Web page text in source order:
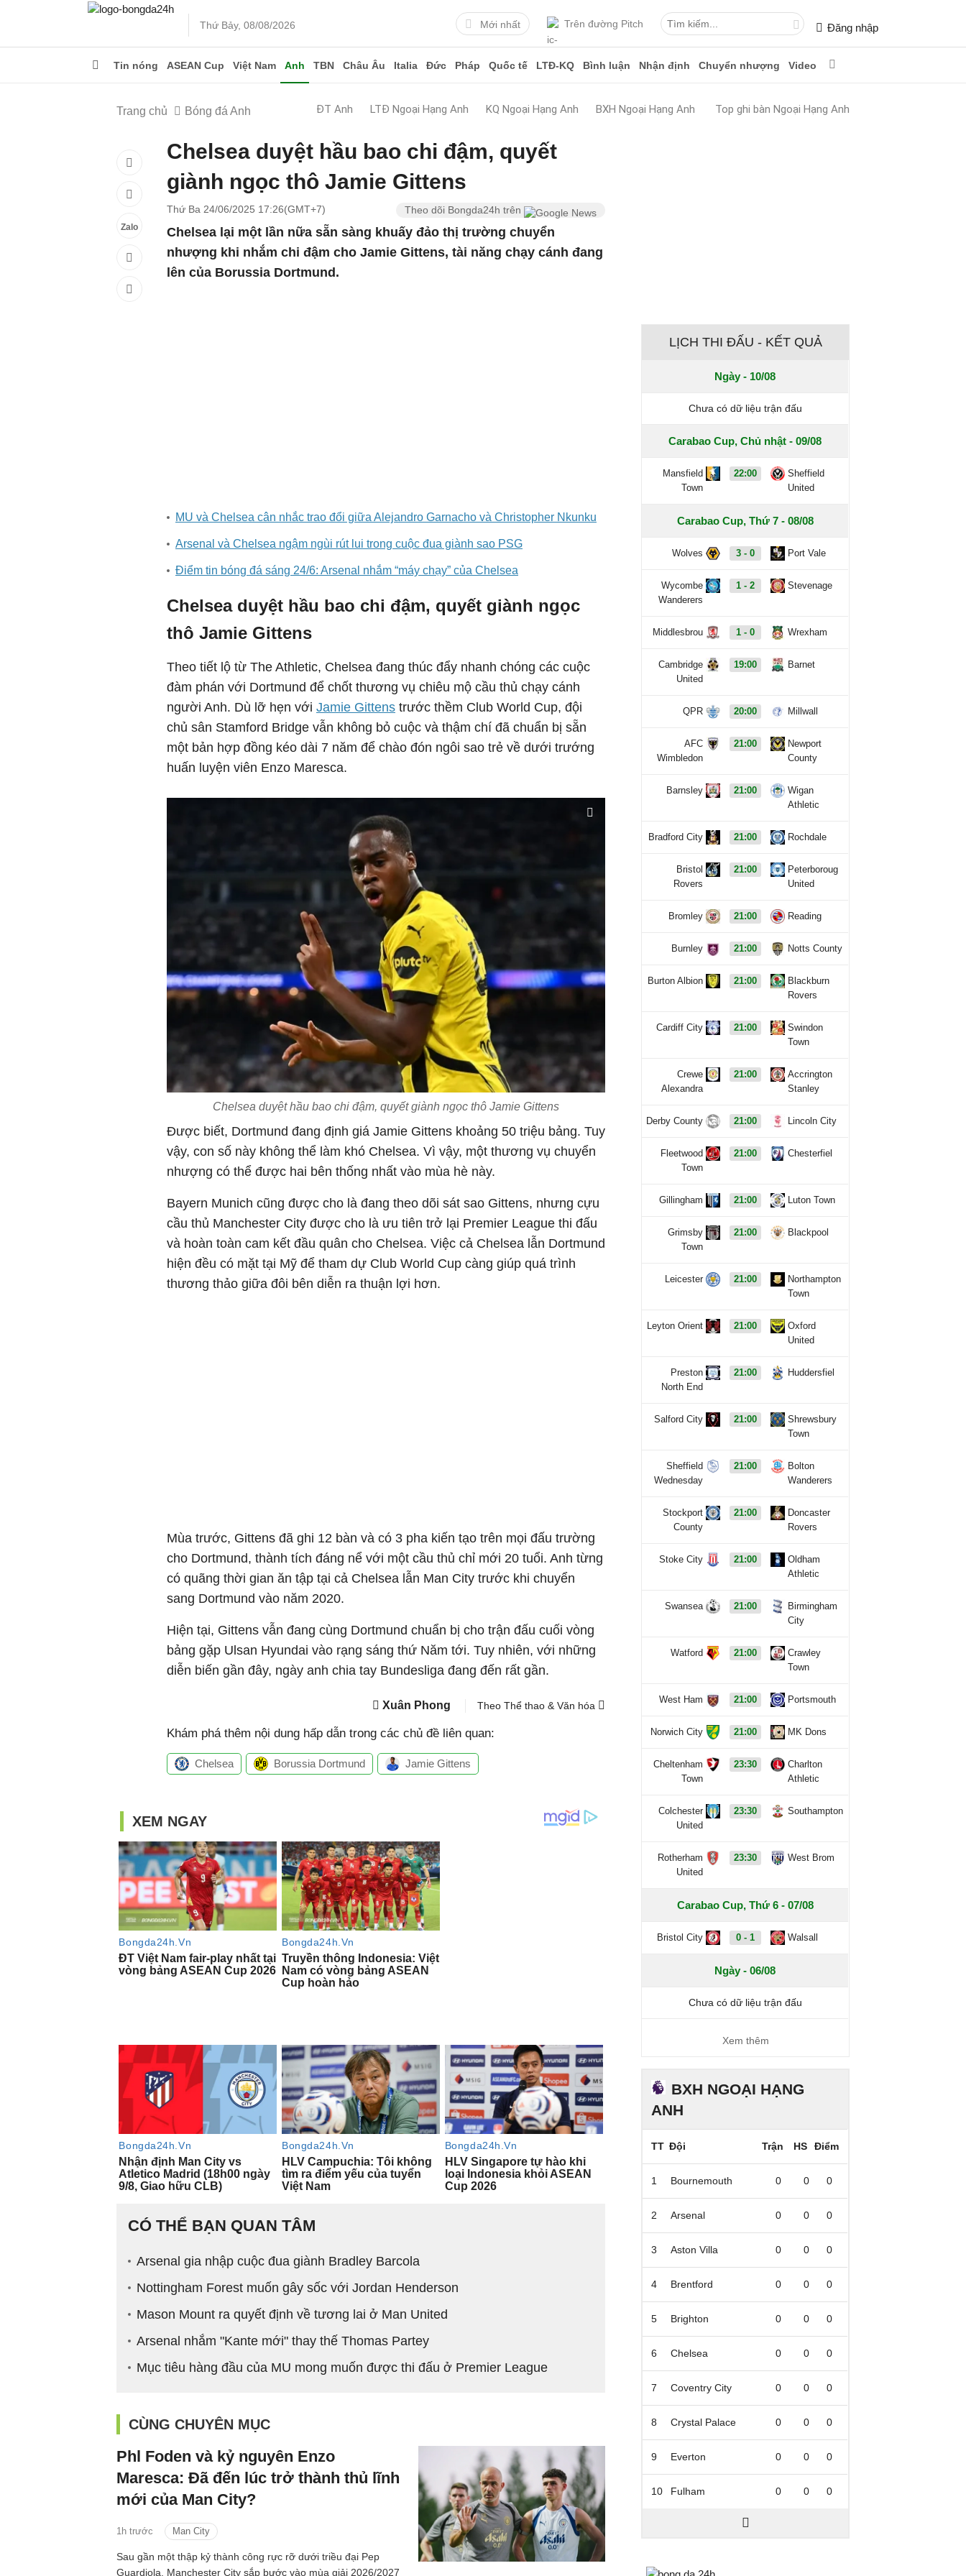
Thứ Bảy, 08/08/2026 Mới nhất Trên đường Pitch Đăng nhập
Tin nóng ASEAN Cup Việt Nam Anh TBN Châu Âu Italia Đức Pháp Quốc tế LTĐ-KQ Bình luận Nhận định Chuyển nhượng Video
Trang chủ Bóng đá Anh ĐT Anh LTĐ Ngoại Hạng Anh KQ Ngoại Hạng Anh BXH Ngoại Hạng Anh Top ghi bàn Ngoại Hạng Anh
Zalo
Chelsea duyệt hầu bao chi đậm, quyết
giành ngọc thô Jamie Gittens
Thứ Ba 24/06/2025 17:26(GMT+7) Theo dõi Bongda24h trên
Chelsea lại một lần nữa sẵn sàng khuấy đảo thị trường chuyển
nhượng khi nhắm chi đậm cho Jamie Gittens, tài năng chạy cánh đang
lên của Borussia Dortmund.
MU và Chelsea cân nhắc trao đổi giữa Alejandro Garnacho và Christopher Nkunku
Arsenal và Chelsea ngậm ngùi rút lui trong cuộc đua giành sao PSG
Điểm tin bóng đá sáng 24/6: Arsenal nhắm “máy chạy” của Chelsea
Chelsea duyệt hầu bao chi đậm, quyết giành ngọc
thô Jamie Gittens
Theo tiết lộ từ The Athletic, Chelsea đang thúc đẩy nhanh chóng các cuộc
đàm phán với Dortmund để chốt thương vụ chiêu mộ cầu thủ chạy cánh
người Anh. Dù lỡ hẹn với Jamie Gittens trước thềm Club World Cup, đội
chủ sân Stamford Bridge vẫn không bỏ cuộc và thậm chí đã chuẩn bị sẵn
một bản hợp đồng kéo dài 7 năm để chào đón ngôi sao trẻ về dưới trướng
huấn luyện viên Enzo Maresca.
Chelsea duyệt hầu bao chi đậm, quyết giành ngọc thô Jamie Gittens
Được biết, Dortmund đang định giá Jamie Gittens khoảng 50 triệu bảng. Tuy
vậy, con số này không thể làm khó Chelsea. Vì vậy, một thương vụ chuyển
nhượng có thể được hai bên thống nhất vào mùa hè này.
Bayern Munich cũng được cho là đang theo dõi sát sao Gittens, nhưng cựu
cầu thủ Manchester City được cho là ưu tiên trở lại Premier League thi đấu
và hoàn toàn cam kết đầu quân cho Chelsea. Việc cả Chelsea lẫn Dortmund
hiện đều có mặt tại Mỹ để tham dự Club World Cup càng giúp quá trình
thương thảo giữa đôi bên diễn ra thuận lợi hơn.
Mùa trước, Gittens đã ghi 12 bàn và có 3 pha kiến tạo trên mọi đấu trường
cho Dortmund, thành tích đáng nể với một cầu thủ chỉ mới 20 tuổi. Anh từng
có quãng thời gian ăn tập tại cả Chelsea lẫn Man City trước khi chuyển
sang Dortmund vào năm 2020.
Hiện tại, Gittens vẫn đang cùng Dortmund chuẩn bị cho trận đấu cuối vòng
bảng gặp Ulsan Hyundai vào rạng sáng thứ Năm tới. Tuy nhiên, với những
diễn biến gần đây, ngày anh chia tay Bundesliga đang đến rất gần.
Xuân Phong Theo Thể thao & Văn hóa
Khám phá thêm nội dung hấp dẫn trong các chủ đề liên quan:
Chelsea Borussia Dortmund Jamie Gittens
CÓ THỂ BẠN QUAN TÂM
Arsenal gia nhập cuộc đua giành Bradley Barcola
Nottingham Forest muốn gây sốc với Jordan Henderson
Mason Mount ra quyết định về tương lai ở Man United
Arsenal nhắm "Kante mới" thay thế Thomas Partey
Mục tiêu hàng đầu của MU mong muốn được thi đấu ở Premier League
CÙNG CHUYÊN MỤC
Phl Foden và kỷ nguyên Enzo
Maresca: Đã đến lúc trở thành thủ lĩnh
mới của Man City?
1h trước Man City
Sau gần một thập kỷ thành công rực rỡ dưới triều đại Pep
Guardiola, Manchester City sắp bước vào mùa giải 2026/2027
LỊCH THI ĐẤU - KẾT QUẢ
Ngày - 10/08
Chưa có dữ liệu trận đấu
Carabao Cup, Chủ nhật - 09/08
Mansfield
Town
22:00
Sheffield
United
Carabao Cup, Thứ 7 - 08/08
Wolves 3 - 0 Port Vale
Wycombe
Wanderers
1 - 2 Stevenage
Middlesbrou 1 - 0 Wrexham
Cambridge
United
19:00 Barnet
QPR 20:00 Millwall
AFC
Wimbledon
21:00
Newport
County
Barnsley 21:00
Wigan
Athletic
Bradford City 21:00 Rochdale
Bristol
Rovers
21:00
Peterboroug
United
Bromley 21:00 Reading
Burnley 21:00 Notts County
Burton Albion 21:00
Blackburn
Rovers
Cardiff City 21:00
Swindon
Town
Crewe
Alexandra
21:00
Accrington
Stanley
Derby County 21:00 Lincoln City
Fleetwood
Town
21:00 Chesterfiel
Gillingham 21:00 Luton Town
Grimsby
Town
21:00 Blackpool
Leicester 21:00
Northampton
Town
Leyton Orient 21:00
Oxford
United
Preston
North End
21:00 Huddersfiel
Salford City 21:00
Shrewsbury
Town
Sheffield
Wednesday
21:00
Bolton
Wanderers
Stockport
County
21:00
Doncaster
Rovers
Stoke City 21:00
Oldham
Athletic
Swansea 21:00
Birmingham
City
Watford 21:00
Crawley
Town
West Ham 21:00 Portsmouth
Norwich City 21:00 MK Dons
Cheltenham
Town
23:30
Charlton
Athletic
Colchester
United
23:30 Southampton
Rotherham
United
23:30 West Brom
Carabao Cup, Thứ 6 - 07/08
Bristol City 0 - 1 Walsall
Ngày - 06/08
Chưa có dữ liệu trận đấu
Xem thêm
BXH NGOẠI HẠNG
ANH
TT Đội Trận HS Điểm
1 Bournemouth 0 0 0
2 Arsenal 0 0 0
3 Aston Villa 0 0 0
4 Brentford 0 0 0
5 Brighton 0 0 0
6 Chelsea 0 0 0
7 Coventry City 0 0 0
8 Crystal Palace 0 0 0
9 Everton 0 0 0
10 Fulham 0 0 0